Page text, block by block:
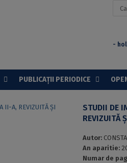
Caută
-
PUBLICAȚII PERIODICE
STUDII DE
REVIZUITĂ
Autor:
An aparitie:
Numar de